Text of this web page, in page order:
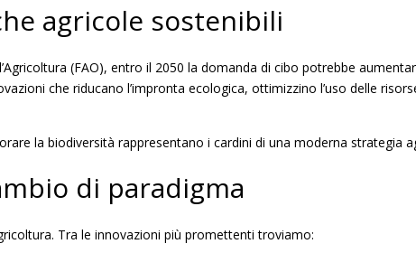
agricole sostenibili
(FAO), entro il 2050 la domanda di cibo potrebbe
che riducano l’impronta ecologica, ottimizzino l’uso delle
la biodiversità rappresentano i cardini di una moderna strategia
di paradigma
Tra le innovazioni più promettenti troviamo: